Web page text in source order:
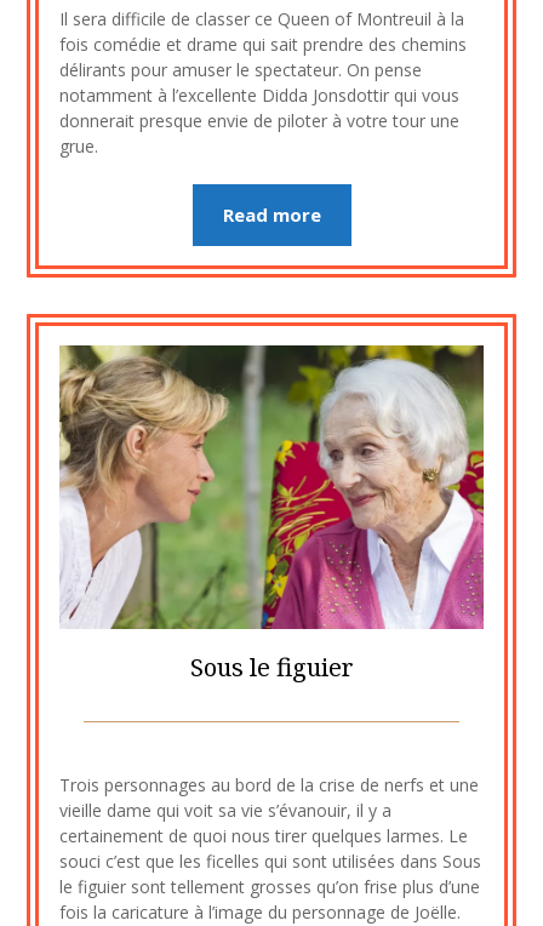
8
août
2023
Il sera difficile de classer ce Queen of Montreuil à la
fois comédie et drame qui sait prendre des chemins
délirants pour amuser le spectateur. On pense
notamment à l’excellente Didda Jonsdottir qui vous
donnerait presque envie de piloter à votre tour une
grue.
Read more
Sous le figuier
8
août
2023
Trois personnages au bord de la crise de nerfs et une
vieille dame qui voit sa vie s’évanouir, il y a
certainement de quoi nous tirer quelques larmes. Le
souci c’est que les ficelles qui sont utilisées dans Sous
le figuier sont tellement grosses qu’on frise plus d’une
fois la caricature à l’image du personnage de Joëlle.